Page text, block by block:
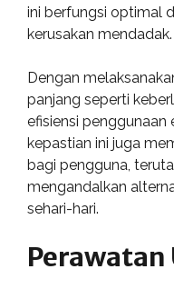
ini berfungsi optimal
kerusakan mendadak.
Dengan
panjang seperti
efisiensi penggunaan
kepastian ini juga
bagi pengguna,
mengandalkan
sehari-hari.
Perawatan